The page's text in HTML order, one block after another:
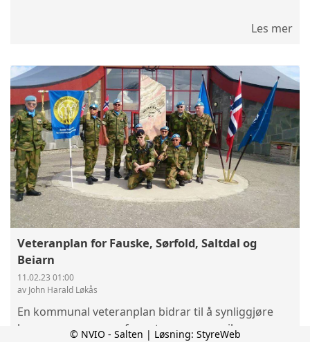
Les mer
Veteranplan for Fauske, Sørfold, Saltdal og
Beiarn
11.02.23 01:00
av John Harald Løkås
En kommunal veteranplan bidrar til å synliggjøre
kommunens ansvar for veteranene og vil være en
© NVIO - Salten | Løsning: StyreWeb